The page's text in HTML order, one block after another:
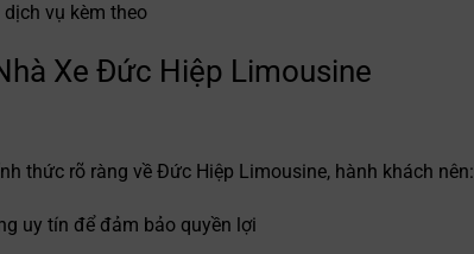
vụ kèm theo
Xe Đức Hiệp Limousine
thức rõ ràng về Đức Hiệp Limousine, hành khách nên:
uy tín để đảm bảo quyền lợi